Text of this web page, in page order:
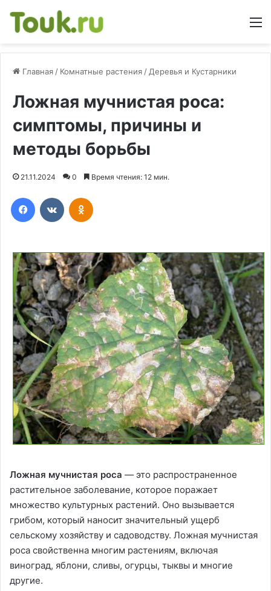
Главная / Комнатные растения / Деревья и Кустарники
Ложная мучнистая роса:
симптомы, причины и
методы борьбы
21.11.2024 0 Время чтения: 12 мин.
Ложная мучнистая роса — это распространенное
растительное заболевание, которое поражает
множество культурных растений. Оно вызывается
грибом, который наносит значительный ущерб
сельскому хозяйству и садоводству. Ложная мучнистая
роса свойственна многим растениям, включая
виноград, яблони, сливы, огурцы, тыквы и многие
другие.